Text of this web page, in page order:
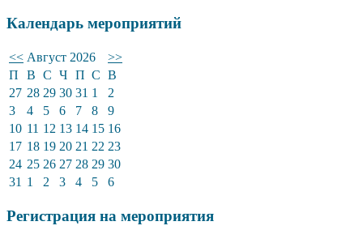
Календарь мероприятий
<< Август 2026
>>
П
В С Ч П С В
27 28 29 30 31 1
2
3
4 5 6 7 8
9
10 11 12 13 14 15 16
17 18 19 20 21 22 23
24 25 26 27 28 29 30
31 1 2 3 4 5 6
Регистрация на мероприятия